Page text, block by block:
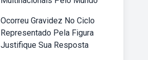
Ocorreu Gravidez No Ciclo
Representado Pela Figura
Justifique Sua Resposta